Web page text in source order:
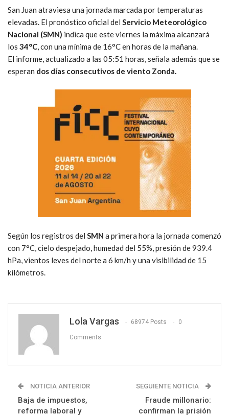
San Juan atraviesa una jornada marcada por temperaturas
elevadas. El pronóstico oficial del Servicio Meteorológico
Nacional (SMN) indica que este viernes la máxima alcanzará
los 34°C, con una mínima de 16°C en horas de la mañana.
El informe, actualizado a las 05:51 horas, señala además que se
esperan dos días consecutivos de viento Zonda.
Según los registros del SMN a primera hora la jornada comenzó
con 7°C, cielo despejado, humedad del 55%, presión de 939.4
hPa, vientos leves del norte a 6 km/h y una visibilidad de 15
kilómetros.
Lola Vargas 68974 Posts 0
Comments
NOTICIA ANTERIOR
Baja de impuestos,
reforma laboral y
SEGUIENTE NOTICIA
Fraude millonario:
confirman la prisión